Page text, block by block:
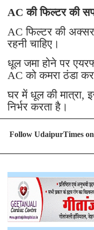
AC की फिल्टर की
AC फिल्टर की
रहनी चाहिए।
धूल जमा होने पर
AC को कमरा ठंडा
घर में धूल की मात्रा,
निर्भर करता है।
Follow UdaipurTimes on